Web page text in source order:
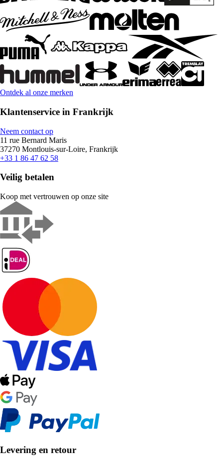
Ontdek al onze merken
Klantenservice in Frankrijk
Neem contact op
11 rue Bernard Maris
37270 Montlouis-sur-Loire, Frankrijk
+33 1 86 47 62 58
Veilig betalen
Koop met vertrouwen op onze site
Levering en retour